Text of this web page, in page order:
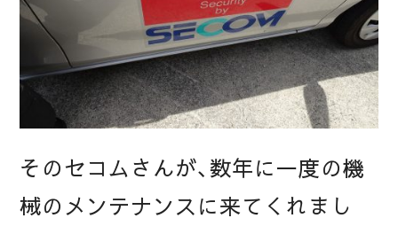
そのセコムさんが、数年に一度の機
械のメンテナンスに来てくれまし